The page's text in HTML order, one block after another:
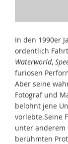
In den 1990er
ordentlich
Waterworld,
furiosen
Aber seine
Fotograf und
belohnt jene
vorlebte.Seine
unter anderem
berühmten